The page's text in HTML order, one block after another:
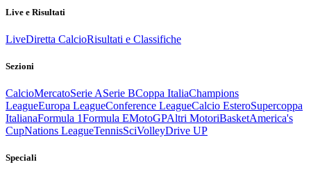
Live e Risultati
LiveDiretta CalcioRisultati e Classifiche
Sezioni
CalcioMercatoSerie ASerie BCoppa ItaliaChampions
LeagueEuropa LeagueConference LeagueCalcio EsteroSupercoppa
ItalianaFormula 1Formula EMotoGPAltri MotoriBasketAmerica's
CupNations LeagueTennisSciVolleyDrive UP
Speciali